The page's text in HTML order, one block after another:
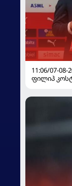
11:06/07-08-
ფილიპ